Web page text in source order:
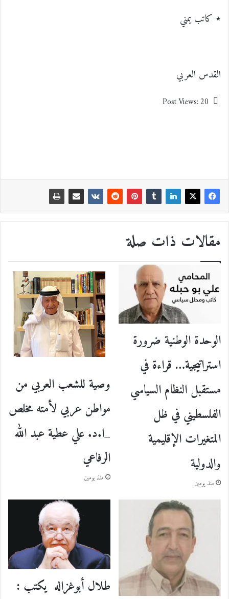
٭ كاتب يمني
القدس العربي
Post Views:20
مقالات ذات صلة
الوحدة الوطنية ضرورة
استراتيجية… قراءة في
مستقبل النظام السياسي
الفلسطيني في ظل
المتغيرات الإقليمية
والدولية
منذ يومين
وصية للشعب العربي من
مواطن عربي لأمته مخلص
_ا.د. علي عطية عبد الله
الرفاعي
منذ يومين
طلال أبوغزاله يكتب :